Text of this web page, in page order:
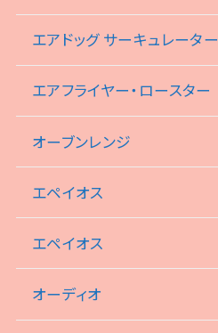
エアドッグ サーキュレーター
エアフライヤー・ロースター
オーブンレンジ
エペイオス
エペイオス
オーディオ